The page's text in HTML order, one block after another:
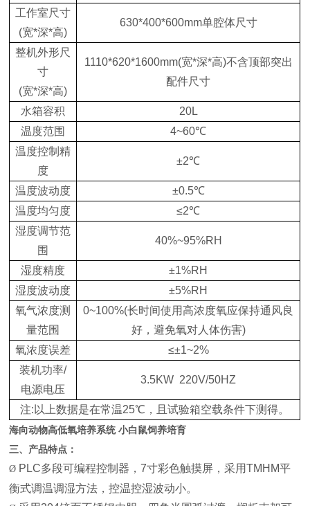
工作室尺寸
(宽*深*高)
630*400*600mm单腔体尺寸
整机外形尺
寸
(宽*深*高)
1110*620*1600mm(宽*深*高)不含顶部突出
配件尺寸
水箱容积
20L
温度范围
4~60℃
温度控制精
度
±2℃
温度波动度
±0.5℃
温度均匀度
≤2℃
湿度调节范
围
40%~95%RH
湿度精度
±1%RH
湿度波动度
±5%RH
氧气浓度测
量范围
0~100%(长时间使用高浓度氧应保持通风良
好，避免氧对人体伤害)
氧浓度误差
≤±1~2%
装机功率/
电源电压
3.5KW 220V/50HZ
注:以上数据是在常温25℃，且试验箱空载条件下测得。
海向动物高低氧培养系统 小白鼠饲养培育
三、产品特点：
Ø PLC多段可编程控制器，7寸彩色触摸屏，采用TMHM平
衡式调温调湿方法，控温控湿波动小。